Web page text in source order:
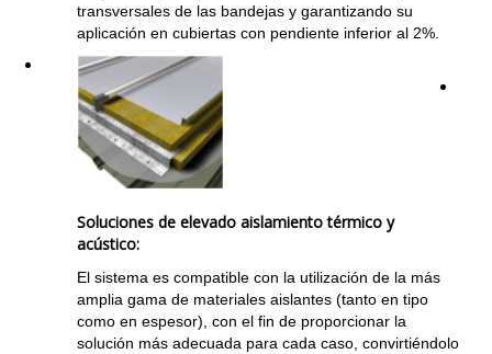
transversales de las bandejas y garantizando su
aplicación en cubiertas con pendiente inferior al 2%.
Soluciones de elevado aislamiento térmico y
acústico:
El sistema es compatible con la utilización de la más
amplia gama de materiales aislantes (tanto en tipo
como en espesor), con el fin de proporcionar la
solución más adecuada para cada caso, convirtiéndolo